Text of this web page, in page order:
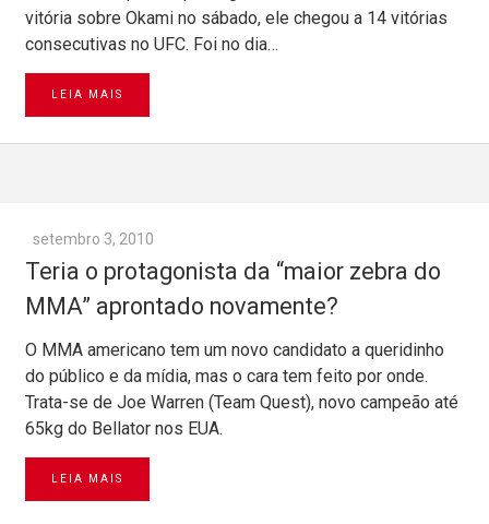
vitória sobre Okami no sábado, ele chegou a 14 vitórias
consecutivas no UFC. Foi no dia…
LEIA MAIS
setembro 3, 2010
Teria o protagonista da “maior zebra do
MMA” aprontado novamente?
O MMA americano tem um novo candidato a queridinho
do público e da mídia, mas o cara tem feito por onde.
Trata-se de Joe Warren (Team Quest), novo campeão até
65kg do Bellator nos EUA.
LEIA MAIS